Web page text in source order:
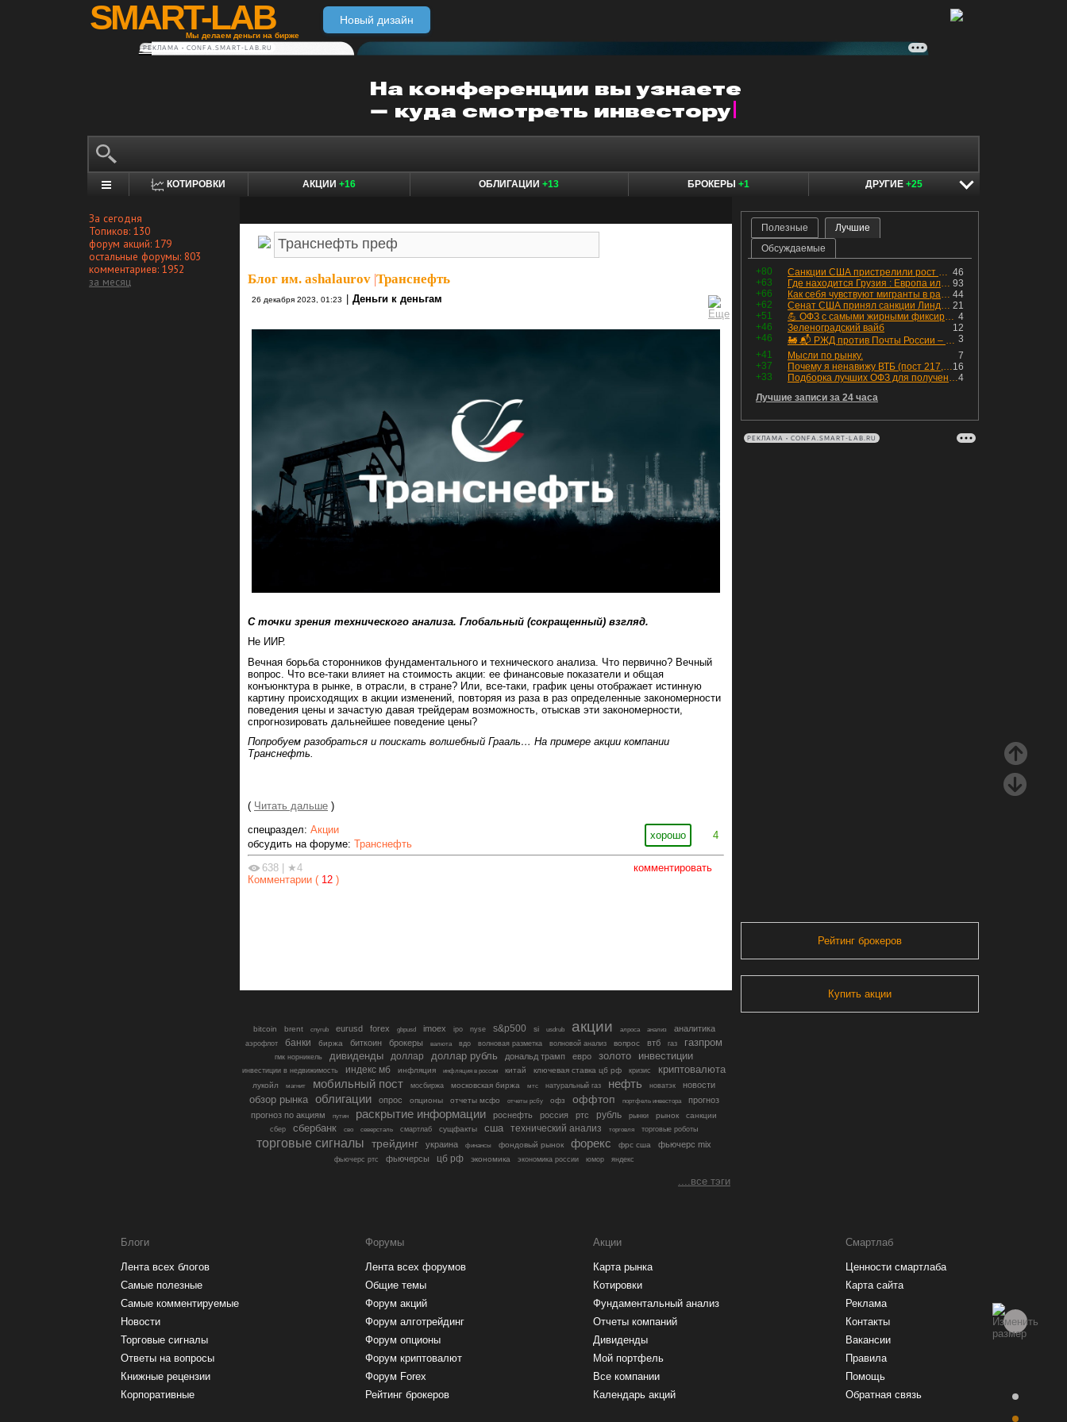
SMART-LAB
Мы делаем деньги на бирже
Новый дизайн
РЕКЛАМА • CONFA.SMART-LAB.RU
КОТИРОВКИ АКЦИИ +16 ОБЛИГАЦИИ +13 БРОКЕРЫ +1 ДРУГИЕ +25
За сегодня
Топиков: 130
форум акций: 179
остальные форумы: 803
комментариев: 1952
за месяц
Блог им. ashalaurov Транснефть
26 декабря 2023, 01:23 Деньги к деньгам
С точки зрения технического анализа. Глобальный (сокращенный) взгляд.
Не ИИР.
Вечная борьба сторонников фундаментального и технического анализа. Что первично? Вечный
вопрос. Что все-таки влияет на стоимость акции: ее финансовые показатели и общая
конъюнктура в рынке, в отрасли, в стране? Или, все-таки, график цены отображает истинную
картину происходящих в акции изменений, повторяя из раза в раз определенные закономерности
поведения цены и зачастую давая трейдерам возможность, отыскав эти закономерности,
спрогнозировать дальнейшее поведение цены?
Попробуем разобраться и поискать волшебный Грааль… На примере акции компании
Транснефть.
( Читать дальше )
хорошо 4
спецраздел: Акции
обсудить на форуме: Транснефть
комментировать
638
★4
Комментарии ( 12 )
Полезные
Лучшие
Обсуждаемые
+80 46
Санкции США пристрелили рост акций в России
+63
93
Где находится Грузия : Европа или Азия
+66
44
Как себя чувствуют мигранты в раю, в который они так стремились
+62
21
Сенат США принял санкции Линдси Грэма против России
+51
4
💪 ОФЗ с самыми жирными фиксированными купонами
+46
12
Зеленоградский вайб
+46
3
🚂 📬 РЖД против Почты России – Какие облигации выбрать?
+41
7
Мысли по рынку.
+37
16
Почему я ненавижу ВТБ (пост 217, 12+)
+33
4
Подборка лучших ОФЗ для получения дохода с наибольшей прибылью
Лучшие записи за 24 часа
РЕКЛАМА • CONFA.SMART-LAB.RU
Рейтинг брокеров
Купить акции
bitcoin brent cnyrub eurusd forex gbpusd imoex ipo nyse s&p500 si usdrub акции алроса анализ аналитика
аэрофлот банки биржа биткоин брокеры валюта вдо волновая разметка волновой анализ вопрос втб газ газпром
гмк норникель дивиденды доллар доллар рубль дональд трамп евро золото инвестиции
инвестиции в недвижимость индекс мб инфляция инфляция в россии китай ключевая ставка цб рф кризис криптовалюта
лукойл магнит мобильный пост мосбиржа московская биржа мтс натуральный газ нефть новатэк новости
обзор рынка облигации опрос опционы отчеты мсфо отчеты рсбу офз оффтоп портфель инвестора
прогноз
прогноз по акциям
путин раскрытие информации роснефть россия ртс рубль рынки рынок санкции
сбер сбербанк сво северсталь смартлаб сущфакты сша технический анализ торговля торговые роботы
торговые сигналы трейдинг украина финансы фондовый рынок форекс фрс сша фьючерс mix
фьючерс ртс фьючерсы цб рф экономика экономика россии юмор яндекс
....все тэги
Блоги
Лента всех блогов
Самые полезные
Самые комментируемые
Новости
Торговые сигналы
Ответы на вопросы
Книжные рецензии
Корпоративные
Форумы
Лента всех форумов
Общие темы
Форум акций
Форум алготрейдинг
Форум опционы
Форум криптовалют
Форум Forex
Рейтинг брокеров
Акции
Карта рынка
Котировки
Фундаментальный анализ
Отчеты компаний
Дивиденды
Мой портфель
Все компании
Календарь акций
Смартлаб
Ценности смартлаба
Карта сайта
Реклама
Контакты
Вакансии
Правила
Помощь
Обратная связь